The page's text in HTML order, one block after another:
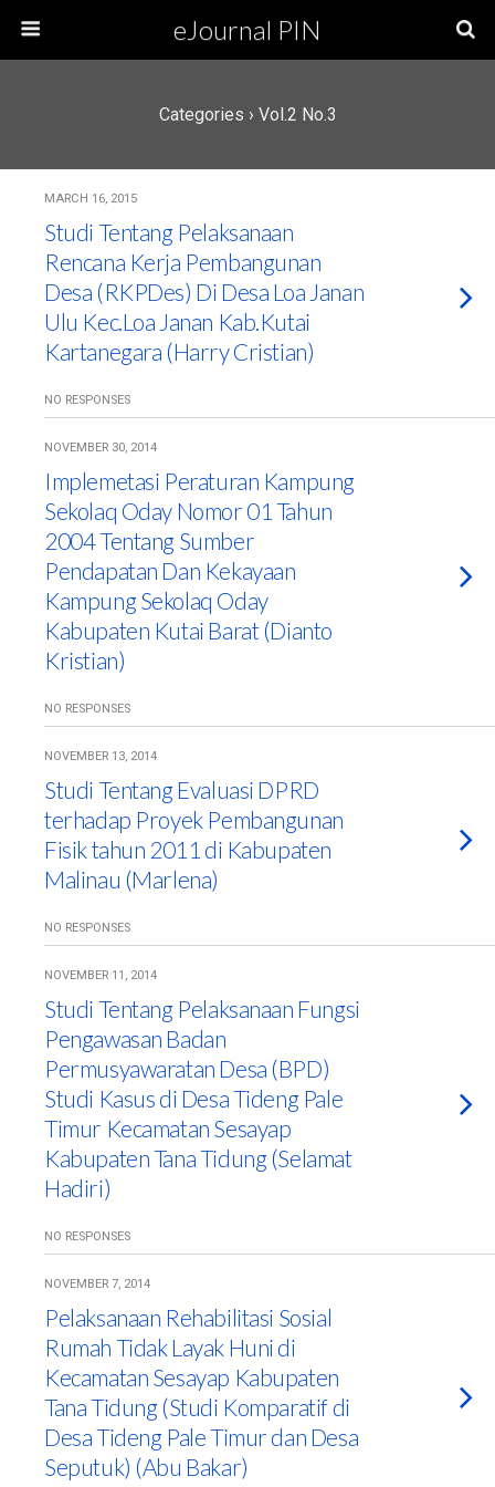
eJournal PIN
Categories › Vol.2 No.3
MARCH 16, 2015
Studi Tentang Pelaksanaan
Rencana Kerja Pembangunan
Desa (RKPDes) Di Desa Loa Janan
Ulu Kec.Loa Janan Kab.Kutai
Kartanegara (Harry Cristian)
NO RESPONSES
NOVEMBER 30, 2014
Implemetasi Peraturan Kampung
Sekolaq Oday Nomor 01 Tahun
2004 Tentang Sumber
Pendapatan Dan Kekayaan
Kampung Sekolaq Oday
Kabupaten Kutai Barat (Dianto
Kristian)
NO RESPONSES
NOVEMBER 13, 2014
Studi Tentang Evaluasi DPRD
terhadap Proyek Pembangunan
Fisik tahun 2011 di Kabupaten
Malinau (Marlena)
NO RESPONSES
NOVEMBER 11, 2014
Studi Tentang Pelaksanaan Fungsi
Pengawasan Badan
Permusyawaratan Desa (BPD)
Studi Kasus di Desa Tideng Pale
Timur Kecamatan Sesayap
Kabupaten Tana Tidung (Selamat
Hadiri)
NO RESPONSES
NOVEMBER 7, 2014
Pelaksanaan Rehabilitasi Sosial
Rumah Tidak Layak Huni di
Kecamatan Sesayap Kabupaten
Tana Tidung (Studi Komparatif di
Desa Tideng Pale Timur dan Desa
Seputuk) (Abu Bakar)